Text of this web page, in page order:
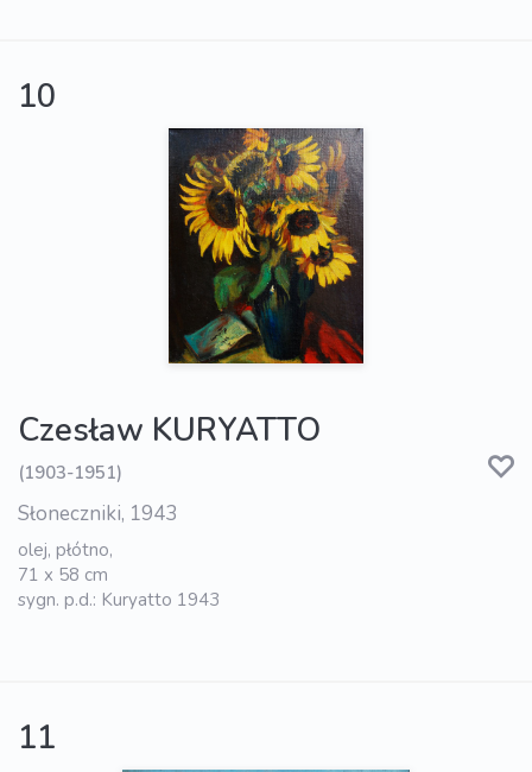
10
Czesław KURYATTO
(1903-1951)
Słoneczniki, 1943
olej, płótno,
71 x 58 cm
sygn. p.d.: Kuryatto 1943
11